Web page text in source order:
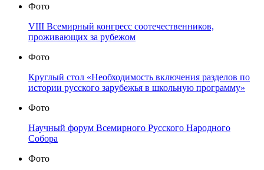
Фото
VIII Всемирный конгресс соотечественников,
проживающих за рубежом
Фото
Круглый стол «Необходимость включения разделов по
истории русского зарубежья в школьную программу»
Фото
Научный форум Всемирного Русского Народного
Собора
Фото